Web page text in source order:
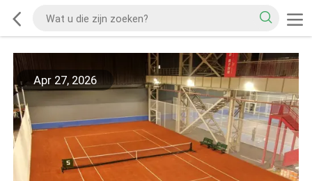
Apr 27, 2026